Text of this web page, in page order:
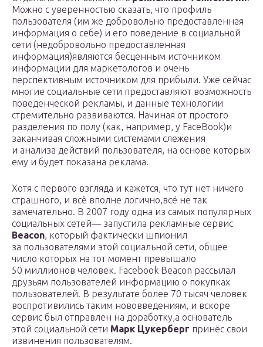
Можно с уверенностью сказать, что профиль
пользователя (им же добровольно предоставленная
информация о себе) и его поведение в социальной
сети (недобровольно предоставленная
информация)являются бесценным источником
информации для маркетологов и очень
перспективным источником для прибыли. Уже сейчас
многие социальные сети предоставляют возможность
поведенческой рекламы, и данные технологии
стремительно развиваются. Начиная от простого
разделения по полу (как, например, у FaceBook)и
заканчивая сложными системами слежения
и анализа действий пользователя, на основе которых
ему и будет показана реклама.
Хотя с первого взгляда и кажется, что тут нет ничего
страшного, и всё вполне логично,всё не так
замечательно. В 2007 году одна из самых популярных
социальных сетей— запустила рекламные сервис
Beacon, который фактически шпионил
за пользователями этой социальной сети, общее
число которых на тот момент превышало
50 миллионов человек. Facebook Beacon рассылал
друзьям пользователей информацию о покупках
пользователей. В результате более 70 тысяч человек
воспротивились таким нововведениям, и вскоре
сервис был отправлен на доработку,а основатель
этой социальной сети Марк Цукерберг принёс свои
извинения пользователям.